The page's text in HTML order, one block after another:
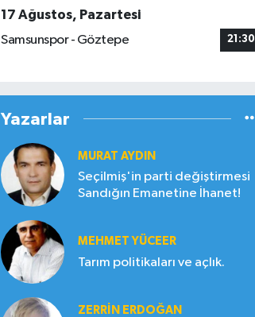
17 Ağustos, Pazartesi
Samsunspor - Göztepe
21:30
Yazarlar
MURAT AYDIN
Seçilmiş'in parti değiştirmesi
Sandığın Emanetine İhanet!
MEHMET YÜCEER
Tarım politikaları ve açlık.
ZERRIN ERDOĞAN